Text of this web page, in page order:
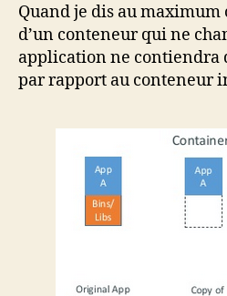
Quand je dis au maximum
d’un conteneur qui ne
application ne contiendra
par rapport au conteneur